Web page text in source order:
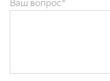
персональных данных